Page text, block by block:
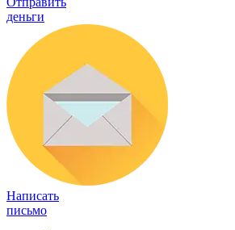
деньги
Написать
письмо